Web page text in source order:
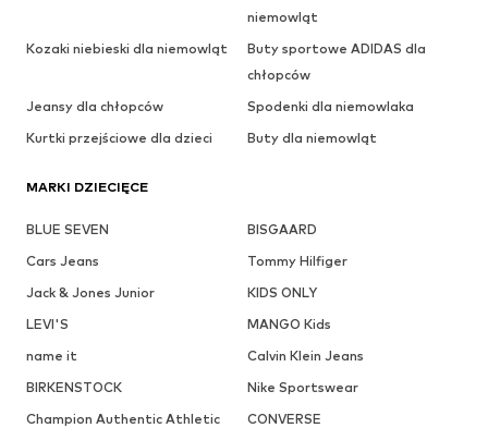
niemowląt
Kozaki niebieski dla niemowląt
Buty sportowe ADIDAS dla
chłopców
Jeansy dla chłopców
Spodenki dla niemowlaka
Kurtki przejściowe dla dzieci
Buty dla niemowląt
MARKI DZIECIĘCE
BLUE SEVEN
BISGAARD
Cars Jeans
Tommy Hilfiger
Jack & Jones Junior
KIDS ONLY
LEVI'S
MANGO Kids
name it
Calvin Klein Jeans
BIRKENSTOCK
Nike Sportswear
Champion Authentic Athletic
CONVERSE